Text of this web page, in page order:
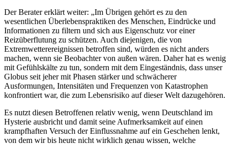
Der Berater erklärt weiter: „Im Übrigen gehört es zu den
wesentlichen Überlebenspraktiken des Menschen, Eindrücke und
Informationen zu filtern und sich aus Eigenschutz vor einer
Reizüberflutung zu schützen. Auch diejenigen, die von
Extremwetterereignissen betroffen sind, würden es nicht anders
machen, wenn sie Beobachter von außen wären. Daher hat es wenig
mit Gefühlskälte zu tun, sondern mit dem Eingeständnis, dass unser
Globus seit jeher mit Phasen stärker und schwächerer
Ausformungen, Intensitäten und Frequenzen von Katastrophen
konfrontiert war, die zum Lebensrisiko auf dieser Welt dazugehören.
Es nutzt diesen Betroffenen relativ wenig, wenn Deutschland im
Hysterie ausbricht und damit seine Aufmerksamkeit auf einen
krampfhaften Versuch der Einflussnahme auf ein Geschehen lenkt,
von dem wir bis heute nicht wirklich genau wissen, welche